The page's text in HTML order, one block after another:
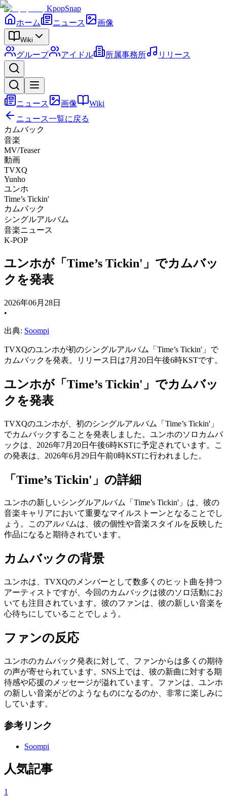
KpopSnap
ホーム
ニュース 画像
Wiki
グループ アイドル 所属事務所 リリース
ニュース 画像
Wiki
ニュース一覧に戻る
カムバック
音楽
MV/Teaser
動画
TVXQ
Yunho
ユンホ
Time’s Tickin'
カムバック
シングルアルバム
音楽ニュース
K-POP
ユンホが「Time’s Tickin'」でカムバッ
クを発表
2026年06月28日
•
出典: Soompi
TVXQのユンホが初のシングルアルバム「Time’s Tickin'」で
カムバックを発表。リリース日は7月20日午後6時KSTです。
ユンホが「Time’s Tickin'」でカムバッ
クを発表
TVXQのユンホが、初のシングルアルバム「Time’s Tickin'」
でカムバックすることを発表しました。ユンホのソロカムバ
ックは、2026年7月20日午後6時KSTに予定されています。こ
の発表は、2026年6月29日午前0時KSTに行われました。
「Time’s Tickin'」の詳細
ユンホの新しいシングルアルバム「Time’s Tickin'」は、彼の
音楽キャリアにおいて重要なマイルストーンとなることでし
ょう。このアルバムは、彼の個性や音楽スタイルを反映した
作品になると期待されています。
カムバックの背景
ユンホは、TVXQのメンバーとして数多くのヒット曲を持つ
アーティストですが、今回のカムバックは彼のソロ活動にお
いても注目されています。彼のファンは、彼の新しい音楽を
心待ちにしていることでしょう。
ファンの反応
ユンホのカムバック発表に対して、ファンからは多くの期待
の声が寄せられています。SNS上では、彼の新曲に対する期
待感や応援のメッセージが溢れています。ファンは、ユンホ
の新しい音楽がどのようなものになるのか、非常に楽しみに
しています。
参考リンク
Soompi
人気記事
1